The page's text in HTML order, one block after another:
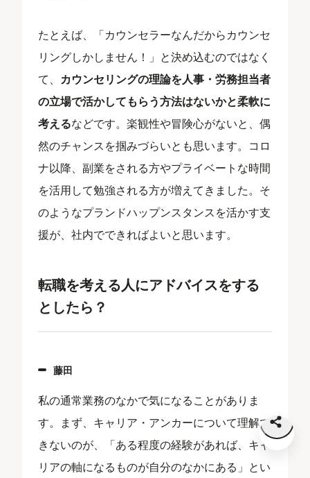
たとえば、「カウンセラーなんだからカウンセ
リングしかしません！」と決め込むのではなく
て、 カウンセリングの理論を人事・労務担当者
の立場で活かしてもらう方法はないかと柔軟に
考えるなどです。楽観性や冒険心がないと、偶
然のチャンスを掴みづらいとも思います。コロ
ナ以降、副業をされる方やプライベートな時間
を活用して勉強される方が増えてきました。そ
のようなプランドハップンスタンスを活かす支
援が、社内でできればよいと思います。
転職を考える人にアドバイスをする
としたら？
藤田
私の通常業務のなかで気になることがありま
す。まず、キャリア・アンカーについて理解で
きないのが、「ある程度の経験があれば、キャ
リアの軸になるものが自分のなかにある」とい